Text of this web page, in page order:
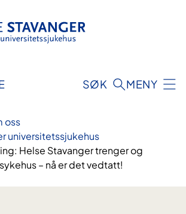
SØK MENY
oss
universitetssjukehus
Helse Stavanger trenger og
– nå er det vedtatt!